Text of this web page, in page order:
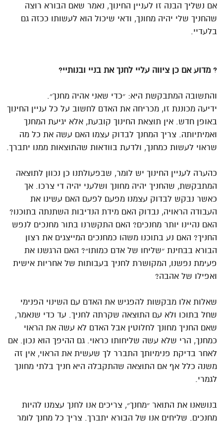
אם נשליך הבנה זו לעניין החינוך, נאמר שאם הבורא רוצה
שהחניך שלי יהיה מחונך, ודאי שיכול הוא לעשותו ככזה גם
בלעדיי.
? מדוע אם כן ציווה עליי לחנך את בניי ובנותיי?
והתשובה המתבקשת היא: ״כדי שאני אהיה מחנך״.
ידיעה מכוננת זו, מכריחה את האדם לחשוב על כל עניין החינוך
באופן חדש. אין תוצאת החינוך קובעת, אלא יגיעת המחנך
ואמיתיותה. צריך המחנך לבדוק עצמו האם עשה את כל מה
שראוי לעשות כמחנך, ולדעת בוודאות שהתוצאות ממנו יתברך.
כהערה לעניין החינוך יש לומר, שבפעולתנו כן נכוון לתוצאה
המתבקשת, שהחניך יהיה מחונך ושלעני יהיה די צרכו. אך
כאשר נבקש לבדוק עצמנו מפעם לפעם האם עשינו את
העבודה הראויה, נבדוק האם מידת הנדיבות השתנתה בתוכנו?
האם נהיינו יותר מחנכים? האם התקשרנו בתור מחנכים לנפש
החניך? האם נע בתוכנו משהו כמחנכים המייצגים את רצון
הבורא בבחינת ״שליחו של אדם כמותו״? האם הרגשנו את
פעימת נפשנו, המקושרת לחניך בעבותות של אחריות אישית
ואפילו של אהבה?
שאלות אלו מבקשות להפגיש את האדם עם השינוי הפנימי
שחל בתוכו ולא עם התוצאה שקרתה לחניך. עד כדי שנאמר,
שאם החניך מחונך לחלוטין אבל האדם לא עשה את הראוי
כמחנך, הרי שלא עשה שליחותו כראוי. גם ההיפך הוא נכון. אם
לאחר בדיקת פנימיותך התברר לך שעשית את הראוי, אין זה
משנה כלל אף אם התוצאה שהתקבלה היא חניך בלתי מחונך
לגמרי.
בנושאנו את התואר ״מחנך״, צריכים אנו לחנך עצמנו להיות
מחנכים. שליחים אנו של הבורא יתברך. צריך כל מחנך לומר